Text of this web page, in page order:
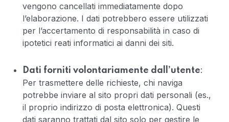
vengono cancellati immediatamente dopo
l’elaborazione. I dati potrebbero essere utilizzati
per l’accertamento di responsabilità in caso di
ipotetici reati informatici ai danni dei siti.
Dati forniti volontariamente dall’utente:
Per trasmettere delle richieste, chi naviga
potrebbe inviare al sito propri dati personali (es.,
il proprio indirizzo di posta elettronica). Questi
dati saranno trattati dal sito solo per gestire le